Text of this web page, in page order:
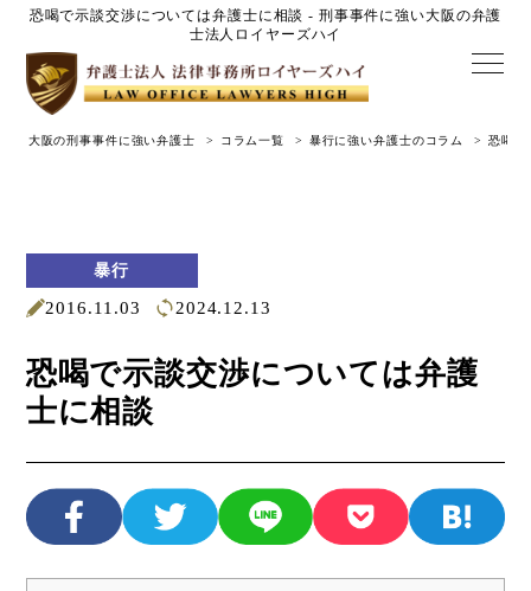
恐喝で示談交渉については弁護士に相談 - 刑事事件に強い大阪の弁護
士法人ロイヤーズハイ
大阪の刑事事件に強い弁護士 コラム一覧 暴行に強い弁護士のコラム 恐喝で
暴行
2016.11.03
2024.12.13
恐喝で示談交渉については弁護
士に相談